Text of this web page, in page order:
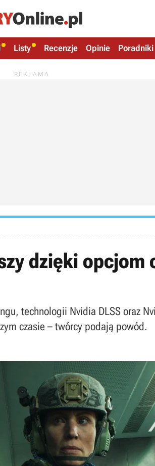
Listy Recenzje Opinie Poradniki
dzięki opcjom
technologii Nvidia DLSS oraz
czasie – twórcy podają powód.